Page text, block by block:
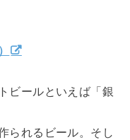
ビールといえば「銀
られるビール。そし